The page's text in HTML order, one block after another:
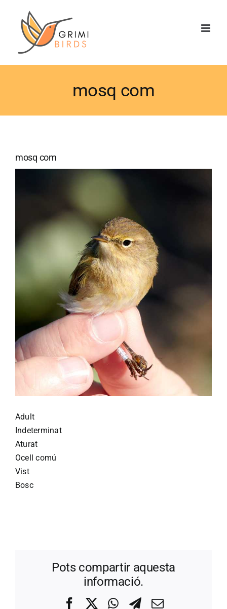
contenido
mosq com
mosq com
Adult
Indeterminat
Aturat
Ocell comú
Vist
Bosc
Pots compartir aquesta
informació.
FacebookWhatsApp
Telegram
Correo